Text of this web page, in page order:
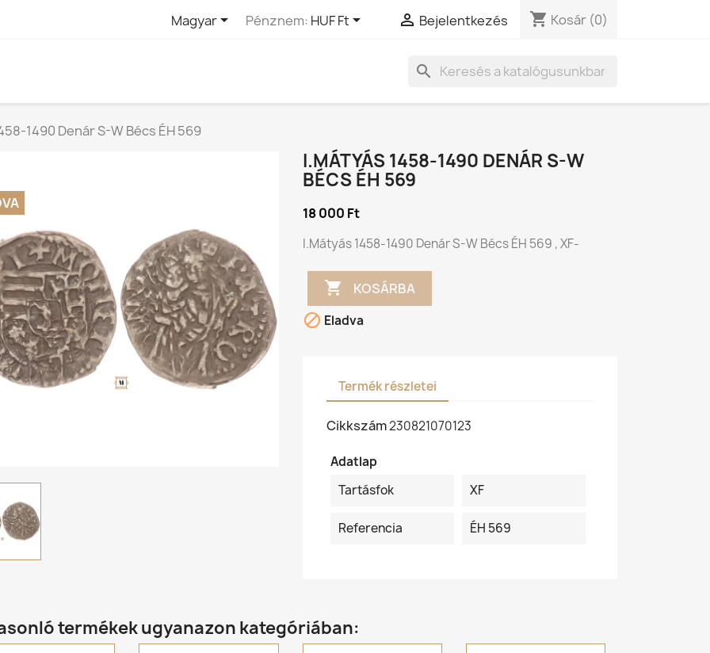
Magyar Pénznem: HUF Ft  Bejelentkezés shopping_cart Kosár (0)
search
1490 Denár S-W Bécs ÉH 569
I.MÁTYÁS 1458-1490 DENÁR S-W
BÉCS ÉH 569
18 000 Ft
I.Mátyás 1458-1490 Denár S-W Bécs ÉH 569 , XF-
 KOSÁRBA
 Eladva
Termék részletei
Cikkszám230821070123
Adatlap
Tartásfok
XF
Referencia ÉH 569
termékek ugyanazon kategóriában: